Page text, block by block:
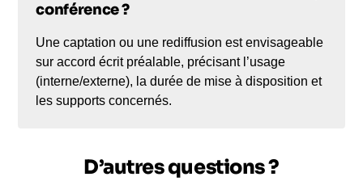
conférence ?
Une captation ou une rediffusion est envisageable
sur accord écrit préalable, précisant l’usage
(interne/externe), la durée de mise à disposition et
les supports concernés.
D’autres questions ?